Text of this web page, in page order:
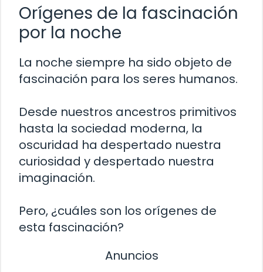
Orígenes de la fascinación
por la noche
La noche siempre ha sido objeto de
fascinación para los seres humanos.
Desde nuestros ancestros primitivos
hasta la sociedad moderna, la
oscuridad ha despertado nuestra
curiosidad y despertado nuestra
imaginación.
Pero, ¿cuáles son los orígenes de
esta fascinación?
Anuncios